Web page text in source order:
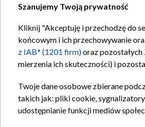
Szanujemy Twoją prywatność
Kliknij "Akceptuję i przechodzę do
końcowym i ich przechowywanie
z IAB* (1201 firm)oraz pozostałych
mierzenia ich skuteczności) i
Twoje dane osobowe zbierane
takich jak: pliki cookie,
udostępnianie funkcji mediów